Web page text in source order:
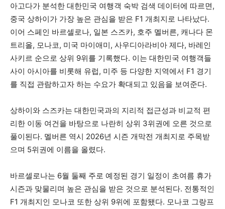
아고다가 분석한 대한민국 여행객 숙박 검색 데이터에 따르면,
중국 상하이가 가장 높은 관심을 받은 F1 개최지로 나타났다.
이어 스페인 바르셀로나, 일본 스즈카, 호주 멜버른, 캐나다 몬
트리올, 모나코, 미국 마이애미, 사우디아라비아 제다, 바레인
사키르 순으로 상위 9위를 기록했다. 이는 대한민국 여행객들
사이 아시아를 비롯해 유럽, 미주 등 다양한 지역에서 F1 경기
를 직접 관람하고자 하는 수요가 확대되고 있음을 보여준다.
상하이와 스즈카는 대한민국과의 지리적 접근성과 비교적 편
리한 이동 여건을 바탕으로 나란히 상위 3위권에 오른 것으로
풀이된다. 멜버른 역시 2026년 시즌 개막전 개최지로 주목받
으며 5위권에 이름을 올렸다.
바르셀로나는 6월 둘째 주로 예정된 경기 일정이 초여름 휴가
시즌과 맞물리며 높은 관심을 받은 것으로 분석된다. 전통적인
F1 개최지인 모나코 또한 상위 9위에 포함됐다. 모나코 그랑프